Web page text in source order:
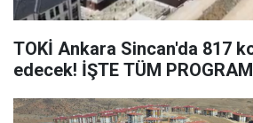
TOKİ Ankara Sincan'da 817
edecek! İŞTE TÜM